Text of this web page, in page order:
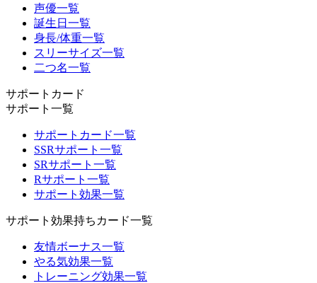
声優一覧
誕生日一覧
身長/体重一覧
スリーサイズ一覧
二つ名一覧
サポートカード
サポート一覧
サポートカード一覧
SSRサポート一覧
SRサポート一覧
Rサポート一覧
サポート効果一覧
サポート効果持ちカード一覧
友情ボーナス一覧
やる気効果一覧
トレーニング効果一覧